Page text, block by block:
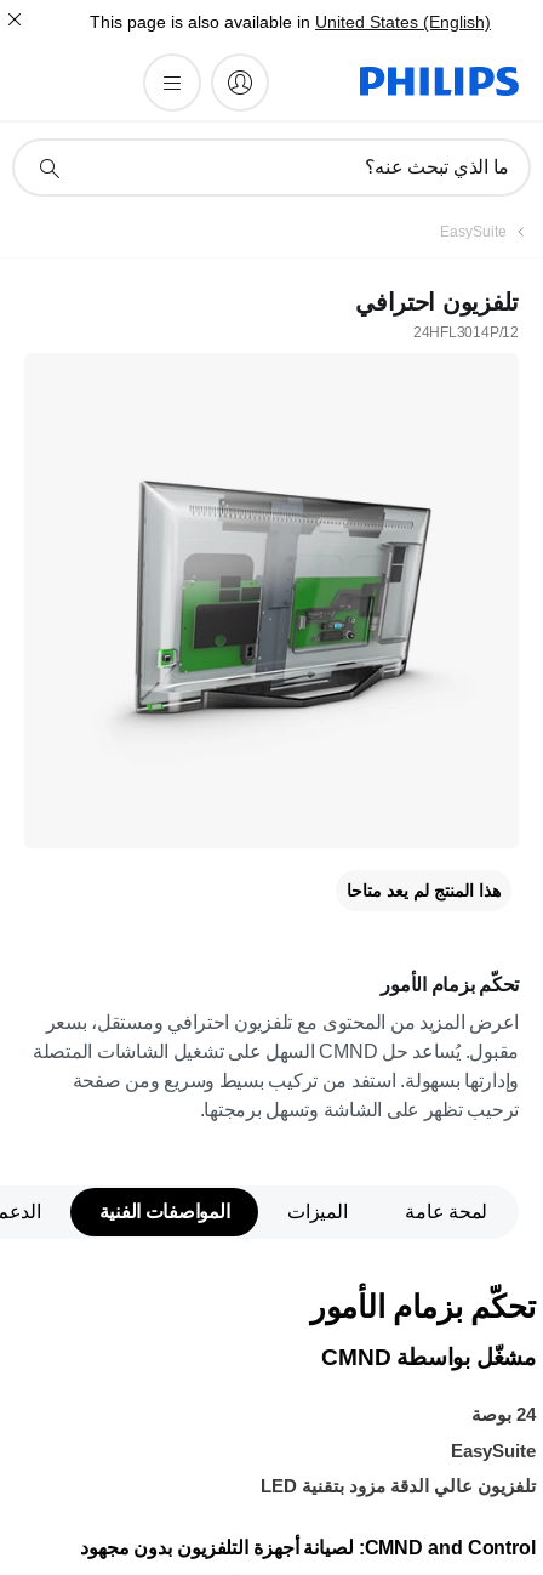
This page is also available in United States (English)
دعم
ما الذي تبحث عنه؟
EasySuite
تلفزيون احترافي
24HFL3014P/12
تحكّم بزمام الأمور
اعرض المزيد من المحتوى مع تلفزيون احترافي ومستقل، بسعر
مقبول. يُساعد حل CMND السهل على تشغيل الشاشات المتصلة
وإدارتها بسهولة. استفد من تركيب بسيط وسريع ومن صفحة
ترحيب تظهر على الشاشة وتسهل برمجتها.
هذا المنتج لم يعد متاحا
لمحة عامة الميزات المواصفات الفنية
تحكّم بزمام الأمور
مشغّل بواسطة CMND
24 بوصة
EasySuite
تلفزيون عالي الدقة مزود بتقنية LED
CMND and Control: لصيانة أجهزة التلفزيون بدون مجهود